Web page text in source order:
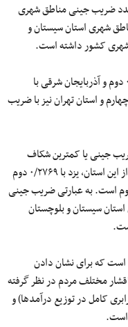
آمارهای مرکز آمار ایران در سال ۱۴۰۰ عدد ضریب جینی مناطق شهری
در مناطق شهری استان سیستان‌ و
پس از این استان، گلستان با ضریب جینی ۰/۴۰۱۸ دوم و آذربایجان شرقی با
۰/۳۷۵۷ سوم است. آذربایجان غربی با ۰/۳۶۶۴ چهارم و استان تهران نیز با ضریب
جینی ۰/۲۷۲۹ کمترین ضریب جینی یا کمترین شکاف
طبقاتی را در بین مناطق شهری کشور دارد. پس از این استان، یزد با ۰/۲۷۶۹ دوم
شهری قزوین با ضریب جینی ۰/۲۸۳۳ سوم است. به عبارتی ضریب جینی
سیستان‌ و بلوچستان
که برای نشان دادن
مختلف مردم در نظر گرفته
کامل در توزیع درآمدها) و
است.